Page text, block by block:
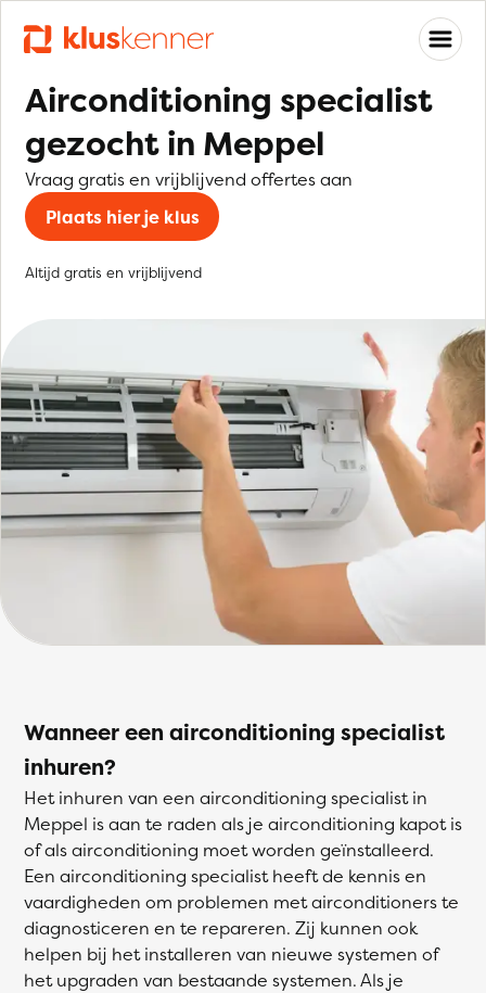
Airconditioning specialist
gezocht in Meppel
Vraag gratis en vrijblijvend offertes aan
Plaats hier je klus
Altijd gratis en vrijblijvend
Wanneer een airconditioning specialist
inhuren?
Het inhuren van een airconditioning specialist in
Meppel is aan te raden als je airconditioning kapot is
of als airconditioning moet worden geïnstalleerd.
Een airconditioning specialist heeft de kennis en
vaardigheden om problemen met airconditioners te
diagnosticeren en te repareren. Zij kunnen ook
helpen bij het installeren van nieuwe systemen of
het upgraden van bestaande systemen. Als je